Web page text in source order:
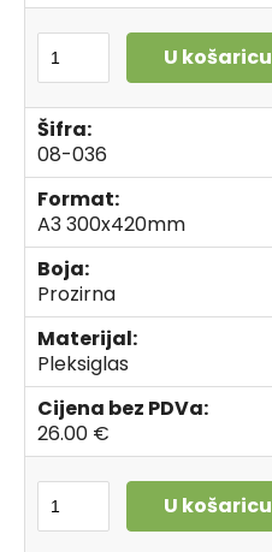
U košaricu
Šifra:
08-036
Format:
A3 300x420mm
Boja:
Prozirna
Materijal:
Pleksiglas
Cijena bez PDVa:
26.00 €
U košaricu